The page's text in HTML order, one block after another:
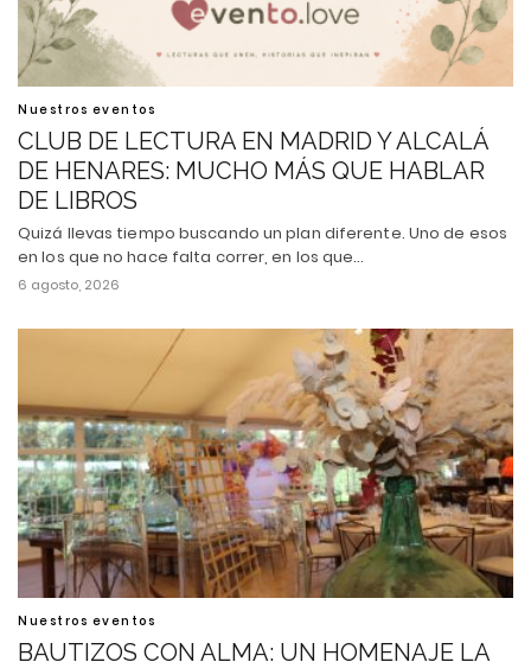
Nuestros eventos
CLUB DE LECTURA EN MADRID Y ALCALÁ
DE HENARES: MUCHO MÁS QUE HABLAR
DE LIBROS
Quizá llevas tiempo buscando un plan diferente. Uno de esos
en los que no hace falta correr, en los que…
6 agosto, 2026
Nuestros eventos
BAUTIZOS CON ALMA: UN HOMENAJE LA